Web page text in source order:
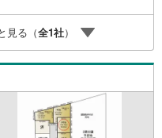
敵なお家探しをお約束しま
思われたらまずは、お気軽
ませんか？スタッフ一同お
おります。
見る（全1社）